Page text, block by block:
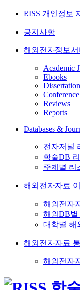
RISS 개인정보
공지사항
해외전자정보서
Academic
Ebooks
Reviews
Reports
Databases &
전자저널
학술DB
주제별 리
해외전자자료
해외전자
해외DB별
대학별 해
해외전자자료 통
해외전자